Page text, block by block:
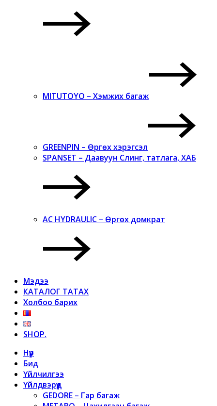
MITUTOYO – Хэмжих багаж
GREENPIN – Өргөх хэрэгсэл
SPANSET – Даавуун Слинг, татлага, ХАБ
AC HYDRAULIC – Өргөх домкрат
Мэдээ
КАТАЛОГ ТАТАХ
Холбоо барих
SHOP.
Нүүр
Бид
Үйлчилгээ
Үйлдвэрүүд
GEDORE – Гар багаж